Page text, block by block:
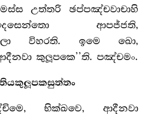
උත්තරි ඡප්පඤ්චවාචාහි
ආපජ්ජති,
විහරති. ඉමෙ ඛො,
කුලූපකෙ’’ති. පඤ්චමං.
භික්ඛවෙ, ආදීනවා